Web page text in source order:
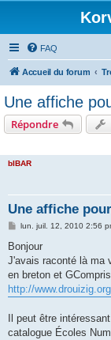
FAQ
Accueil du forum
Une affiche
Répondre
bIBAR
Une affiche
M
s
a
g
lun. juil. 12, 2010 2:56
Bonjour
J'avais raconté là ma
en breton et
http://
Il peut être
catalogue Écoles